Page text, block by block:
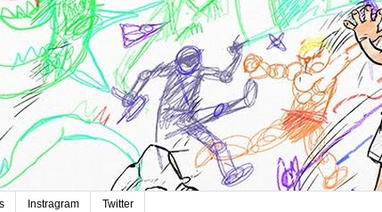
Instragram Twitter